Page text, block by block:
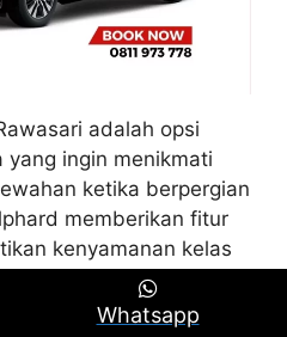
adalah opsi
ingin menikmati
ketika berpergian
memberikan fitur
kenyamanan kelas
Whatsapp